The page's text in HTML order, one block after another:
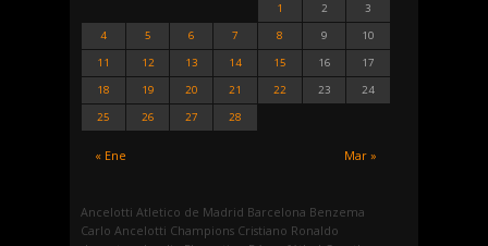
« Ene Mar »
1 2
3
4
5 6 7 8 9
10
11
12 13 14 15 16
17
18
19 20 21 22 23
24
25
26 27 28
Ancelotti Atletico de Madrid Barcelona Benzema
Carlo Ancelotti Champions Cristiano Ronaldo